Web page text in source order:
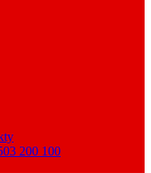
200 100